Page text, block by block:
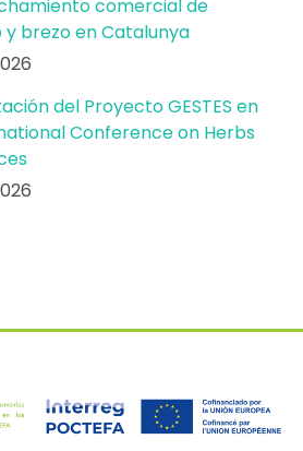
comercial de
y brezo en Catalunya
del Proyecto GESTES en
Conference on Herbs